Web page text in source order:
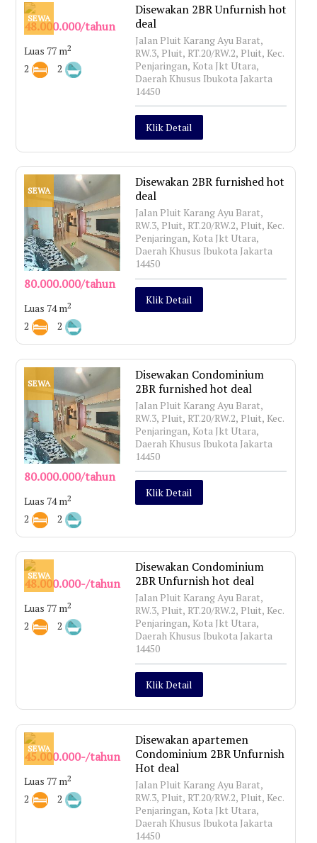
SEWA
48.000.000/tahun
Luas 77 m2
2 2
Disewakan 2BR Unfurnish hot
deal
Jalan Pluit Karang Ayu Barat,
RW.3, Pluit, RT.20/RW.2, Pluit, Kec.
Penjaringan, Kota Jkt Utara,
Daerah Khusus Ibukota Jakarta
14450
Klik Detail
SEWA
80.000.000/tahun
Luas 74 m2
2 2
Disewakan 2BR furnished hot
deal
Jalan Pluit Karang Ayu Barat,
RW.3, Pluit, RT.20/RW.2, Pluit, Kec.
Penjaringan, Kota Jkt Utara,
Daerah Khusus Ibukota Jakarta
14450
Klik Detail
SEWA
80.000.000/tahun
Luas 74 m2
2 2
Disewakan Condominium
2BR furnished hot deal
Jalan Pluit Karang Ayu Barat,
RW.3, Pluit, RT.20/RW.2, Pluit, Kec.
Penjaringan, Kota Jkt Utara,
Daerah Khusus Ibukota Jakarta
14450
Klik Detail
SEWA
48.000.000-/tahun
Luas 77 m2
2 2
Disewakan Condominium
2BR Unfurnish hot deal
Jalan Pluit Karang Ayu Barat,
RW.3, Pluit, RT.20/RW.2, Pluit, Kec.
Penjaringan, Kota Jkt Utara,
Daerah Khusus Ibukota Jakarta
14450
Klik Detail
SEWA
45.000.000-/tahun
Luas 77 m2
2 2
Disewakan apartemen
Condominium 2BR Unfurnish
Hot deal
Jalan Pluit Karang Ayu Barat,
RW.3, Pluit, RT.20/RW.2, Pluit, Kec.
Penjaringan, Kota Jkt Utara,
Daerah Khusus Ibukota Jakarta
14450